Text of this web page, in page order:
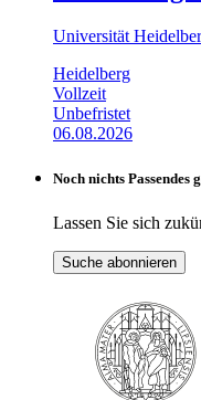
Universität
Heidelberg
Vollzeit
Unbefristet
06.08.2026
Noch nichts Passendes
Lassen Sie sich
Suche abonnieren